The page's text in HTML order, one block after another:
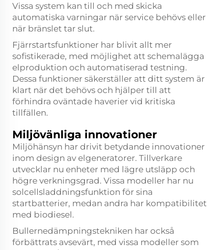
Vissa system kan till och med skicka
automatiska varningar när service behövs eller
när bränslet tar slut.
Fjärrstartsfunktioner har blivit allt mer
sofistikerade, med möjlighet att schemalägga
elproduktion och automatiserad testning.
Dessa funktioner säkerställer att ditt system är
klart när det behövs och hjälper till att
förhindra oväntade haverier vid kritiska
tillfällen.
Miljövänliga innovationer
Miljöhänsyn har drivit betydande innovationer
inom design av elgeneratorer. Tillverkare
utvecklar nu enheter med lägre utsläpp och
högre verkningsgrad. Vissa modeller har nu
solcellsladdningsfunktion för sina
startbatterier, medan andra har kompatibilitet
med biodiesel.
Bullernedämpningstekniken har också
förbättrats avsevärt, med vissa modeller som